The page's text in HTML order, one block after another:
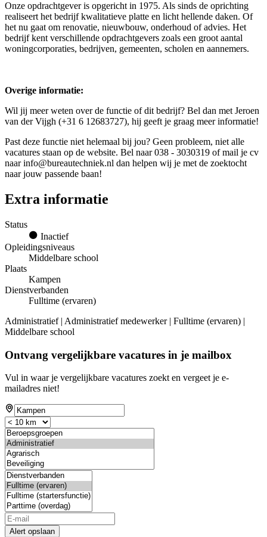
Onze opdrachtgever is opgericht in 1975. Als sinds de oprichting
realiseert het bedrijf kwalitatieve platte en licht hellende daken. Of
het nu gaat om renovatie, nieuwbouw, onderhoud of advies. Het
bedrijf kent verschillende opdrachtgevers zoals een groot aantal
woningcorporaties, bedrijven, gemeenten, scholen en aannemers.
Overige informatie:
Wil jij meer weten over de functie of dit bedrijf? Bel dan met Jeroen
van der Vijgh (+31 6 12683727), hij geeft je graag meer informatie!
Past deze functie niet helemaal bij jou? Geen probleem, niet alle
vacatures staan op de website. Bel naar 038 - 3030319 of mail je cv
naar info@bureautechniek.nl dan helpen wij je met de zoektocht
naar jouw passende baan!
Extra informatie
Status
Inactief
Opleidingsniveaus
Middelbare school
Plaats
Kampen
Dienstverbanden
Fulltime (ervaren)
Administratief | Administratief medewerker | Fulltime (ervaren) |
Middelbare school
Ontvang vergelijkbare vacatures in je mailbox
Vul in waar je vergelijkbare vacatures zoekt en vergeet je e-
mailadres niet!
Alert opslaan